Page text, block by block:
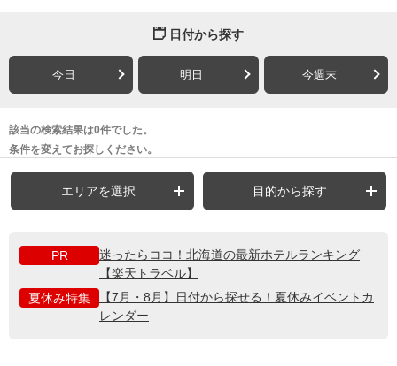
日付から探す
今日 明日 今週末
該当の検索結果は0件でした。
条件を変えてお探しください。
エリアを選択 目的から探す
PR
迷ったらココ！北海道の最新ホテルランキング
【楽天トラベル】
夏休み特集
【7月・8月】日付から探せる！夏休みイベントカ
レンダー